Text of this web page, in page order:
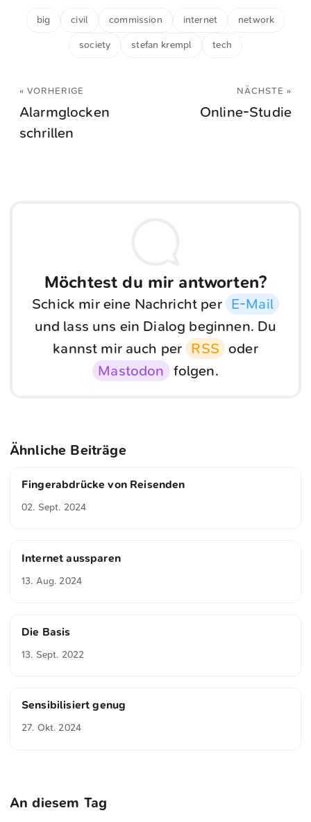
big civil commission internet network
society stefan krempl tech
« VORHERIGE
Alarmglocken
schrillen
NÄCHSTE »
Online-Studie
Möchtest du mir antworten?
Schick mir eine Nachricht per E-Mail
und lass uns ein Dialog beginnen. Du
kannst mir auch per RSS oder
Mastodon folgen.
Ähnliche Beiträge
Fingerabdrücke von Reisenden
02. Sept. 2024
Internet aussparen
13. Aug. 2024
Die Basis
13. Sept. 2022
Sensibilisiert genug
27. Okt. 2024
An diesem Tag